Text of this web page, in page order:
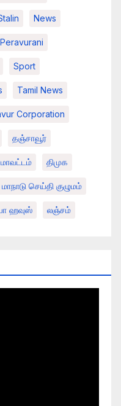
News
Peravurani
Sport
Tamil News
Corporation
தஞ்சாவூர்
திமுக
மாநாடு செய்தி குழுமம்
ஹவுஸ் லஞ்சம்